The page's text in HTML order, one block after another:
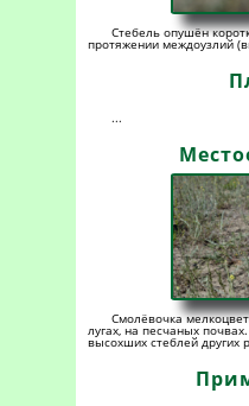
Стебель опушён
протяжении междоузлий
...
Смолёвочка
лугах, на песчаных
высохших стеблей других